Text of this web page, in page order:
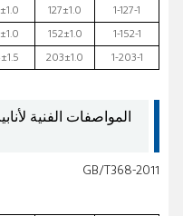
1-127-1
127±1.0
1-152-1
152±1.0
1-203-1
203±1.0
المواصفات الفنية
GB/T368-2011